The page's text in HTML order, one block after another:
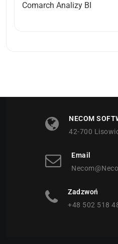
Comarch Analizy BI
NECOM
42-700
Email
Zadzwoń
+48 502 518